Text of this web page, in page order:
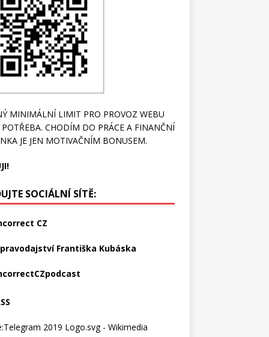
MINIMÁLNÍ LIMIT PRO PROVOZ WEBU
CHODÍM DO PRÁCE A FINANČNÍ
JE JEN MOTIVAČNÍM BONUSEM.
SOCIÁLNÍ SÍTĚ:
CZ
Františka Kubáska